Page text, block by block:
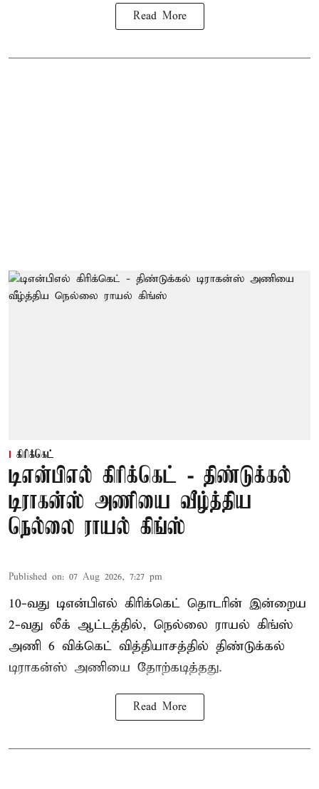
Read More
கிரிக்கெட்
டிஎன்பிஎல் கிரிக்கெட் - திண்டுக்கல்
டிராகன்ஸ் அணியை வீழ்த்திய
நெல்லை ராயல் கிங்ஸ்
Published on: 07 Aug 2026, 7:27 pm
10-வது டிஎன்பிஎல் கிரிக்கெட் தொடரின் இன்றைய
2-வது லீக் ஆட்டத்தில், நெல்லை ராயல் கிங்ஸ்
அணி 6 விக்கெட் வித்தியாசத்தில் திண்டுக்கல்
டிராகன்ஸ் அணியை தோற்கடித்தது.
Read More